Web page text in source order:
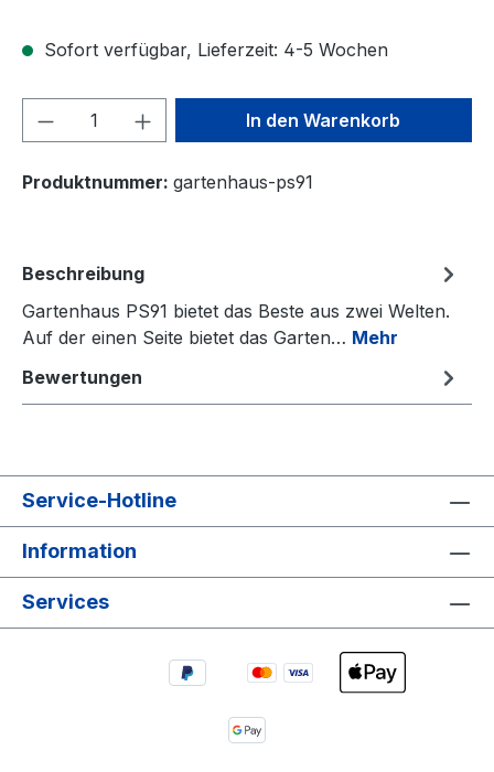
Sofort verfügbar, Lieferzeit: 4-5 Wochen
Produkt Anzahl: Gib denIn den Warenkorb
Produktnummer: gartenhaus-ps91
Beschreibung
Gartenhaus PS91 bietet das Beste aus zwei Welten.
Auf der einen Seite bietet das Garten… Mehr
Bewertungen
Service-Hotline
Information
Services